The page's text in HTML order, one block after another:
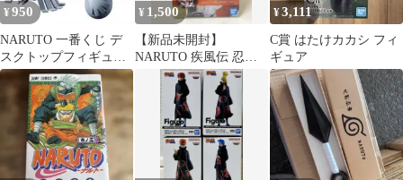
¥ 950
NARUTO 一番くじ デ
スクトップフィギュア
守鶴 九喇嘛
¥ 1,500
【新品未開封】
NARUTO 疾風伝 忍界
造形列伝 うずまきナル
ト フィギュア
¥3,111
C賞 はたけカカシ フィ
ギュア